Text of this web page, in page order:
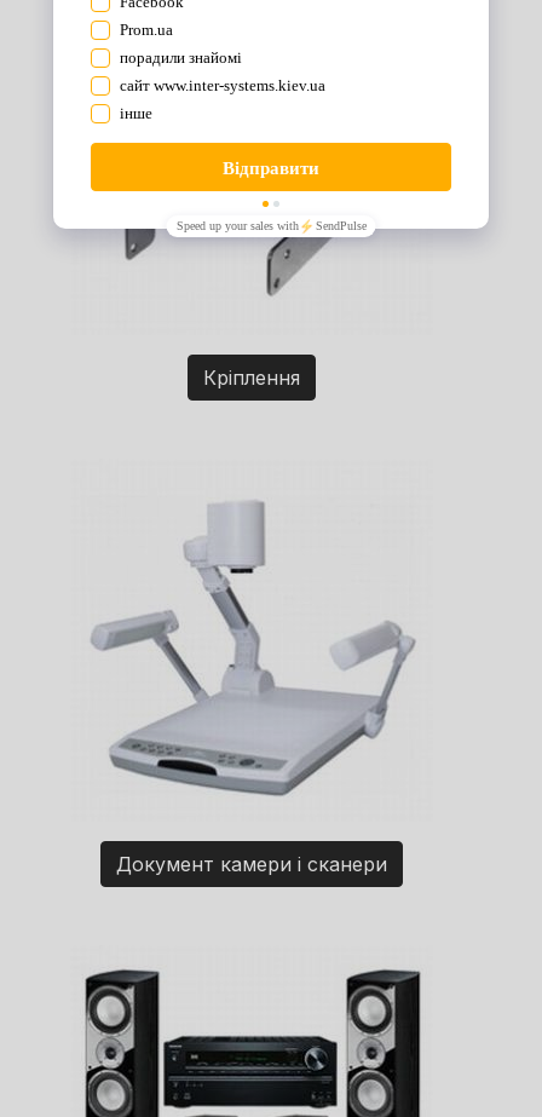
Кріплення
Документ камери і сканери